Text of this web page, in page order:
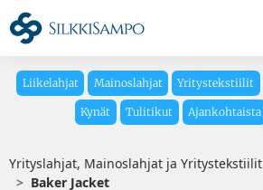
Liikelahjat Mainoslahjat Yritystekstiilit
Kynät Tulitikut Ajankohtaista
Yrityslahjat, Mainoslahjat ja Yritystekstiilit
Baker Jacket